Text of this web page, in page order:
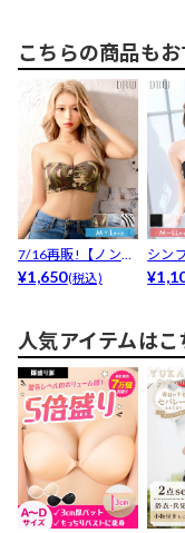
こちらの商品も
7/16再販!【ノンワ
イヤー】スパイシ...
¥1,650(税込)
シン
チュ
人気アイテムはこ